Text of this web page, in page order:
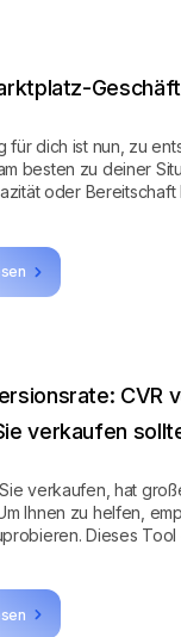
für dich ist nun, zu
besten zu deiner
oder Bereitschaft
Verwaltung einer
CVR
verkaufen
verkaufen, hat
Ihnen zu helfen,
Dieses
die kostenlose
Suche nach